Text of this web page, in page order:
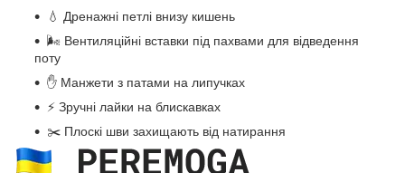
💧 Дренажні петлі внизу кишень
🌬 Вентиляційні вставки під пахвами для відведення
поту
✋ Манжети з патами на липучках
⚡ Зручні лайки на блискавках
✂️ Плоскі шви захищають від натирання